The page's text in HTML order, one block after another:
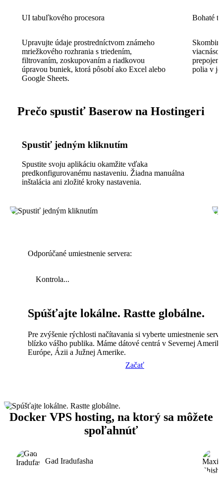
UI tabuľkového procesora
Upravujte údaje prostredníctvom známeho
mriežkového rozhrania s triedením,
filtrovaním, zoskupovaním a riadkovou
úpravou buniek, ktorá pôsobí ako Excel alebo
Google Sheets.
Bohaté
polia v
Prečo spustiť Baserow na Hostingeri
Spustiť jedným kliknutím
Spustite svoju aplikáciu okamžite vďaka
predkonfigurovanému nastaveniu. Žiadna manuálna
inštalácia ani zložité kroky nastavenia.
Odporúčané umiestnenie servera:
Kontrola...
Spúšťajte lokálne. Rastte globálne.
Pre zvýšenie rýchlosti načítavania si vyberte umiestnenie
blízko vášho publika. Máme dátové centrá v Severnej
Európe, Ázii a Južnej Amerike.
Začať
Docker VPS hosting, na ktorý sa môžete
spoľahnúť
Gad Iradufasha